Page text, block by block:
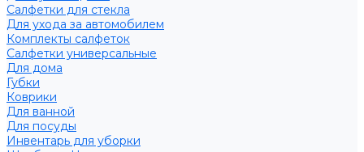
Салфетки для стекла
Для ухода за автомобилем
Комплекты салфеток
Салфетки универсальные
Для дома
Губки
Коврики
Для ванной
Для посуды
Инвентарь для уборки